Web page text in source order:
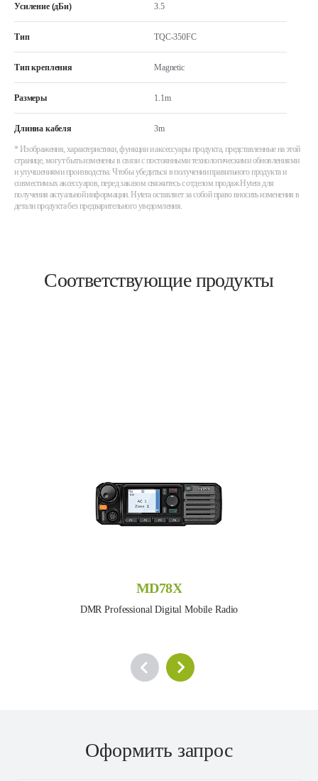
Усиление (дБи) 3.5
Тип TQC-350FC
Тип крепления Magnetic
Размеры 1.1m
Длинна кабеля 3m
* Изображения, характеристики, функции и аксессуары продукта, представленные на этой
странице, могут быть изменены в связи с постоянными технологическими обновлениями
и улучшениями производства. Чтобы убедиться в получении правильного продукта и
совместимых аксессуаров, перед заказом свяжитесь с отделом продаж Hytera для
получения актуальной информации. Hytera оставляет за собой право вносить изменения в
детали продукта без предварительного уведомления.
Соответствующие продукты
MD78X
DMR Professional Digital Mobile Radio
Оформить запрос